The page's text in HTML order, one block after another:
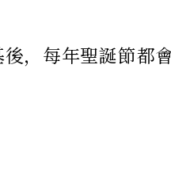
，每年聖誕節都